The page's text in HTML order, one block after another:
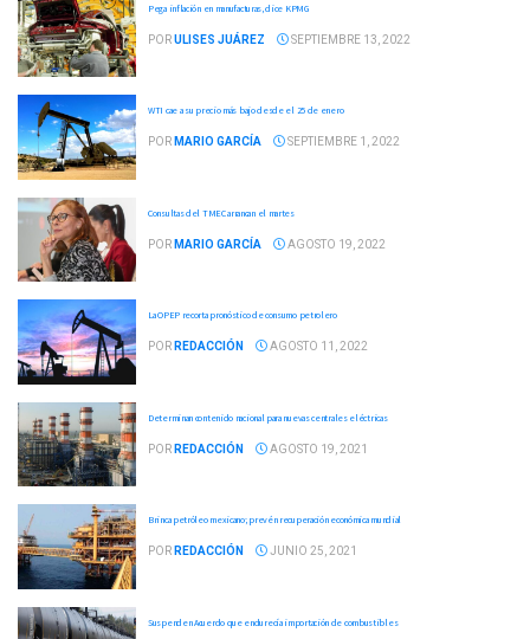
Pega inflación en manufacturas, dice KPMG
PORULISES JUÁREZ SEPTIEMBRE 13, 2022
WTI cae a su precio más bajo desde el 25 de enero
POR MARIO GARCÍA SEPTIEMBRE 1, 2022
Consultas del TMEC arrancan el martes
POR MARIO GARCÍA AGOSTO 19, 2022
La OPEP recorta pronóstico de consumo petrolero
POR REDACCIÓN AGOSTO 11, 2022
Determinan contenido nacional para nuevas centrales eléctricas
POR REDACCIÓN AGOSTO 19, 2021
Brinca petróleo mexicano; prevén recuperación económica mundial
POR REDACCIÓN JUNIO 25, 2021
Suspenden Acuerdo que endurecía importación de combustibles